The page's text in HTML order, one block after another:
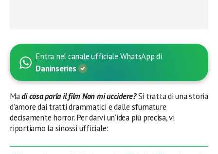
Entra nel canale ufficiale WhatsApp di
Daninseries
Madi cosa parla il film Non mi uccidere?Si tratta di una storia
d’amore dai tratti drammatici e dalle sfumature
decisamente horror. Per darvi un’idea più precisa, vi
riportiamo la sinossi ufficiale: